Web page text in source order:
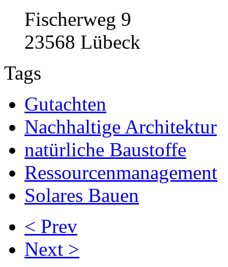
Fischerweg 9
23568 Lübeck
Tags
Gutachten
Nachhaltige Architektur
natürliche Baustoffe
Ressourcenmanagement
Solares Bauen
< Prev
Next >